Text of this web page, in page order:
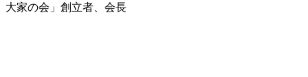
大家の会」創立者、会長